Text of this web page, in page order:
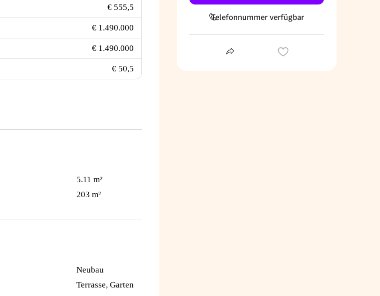
€ 555,5
€ 1.490.000
€ 1.490.000
€ 50,5
5.11 m²
203 m²
Neubau
Terrasse, Garten
Telefonnummer verfügbar